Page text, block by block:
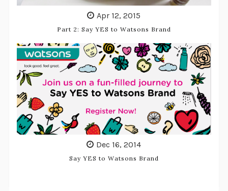
Apr 12, 2015
Part 2: Say YES to Watsons Brand
Dec 16, 2014
Say YES to Watsons Brand